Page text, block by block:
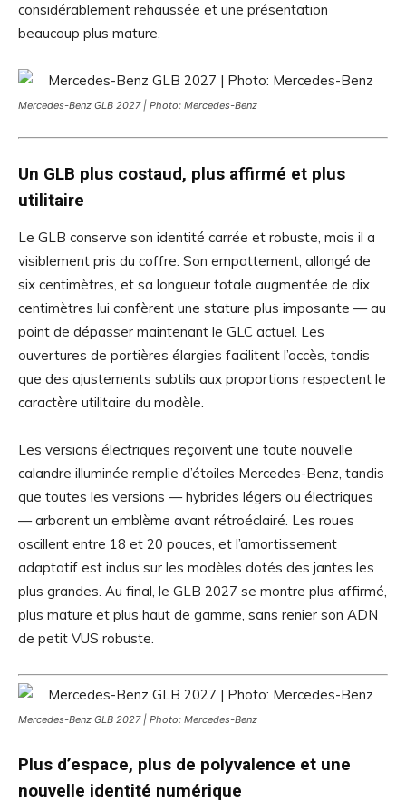
considérablement rehaussée et une présentation
beaucoup plus mature.
Mercedes-Benz GLB 2027 | Photo: Mercedes-Benz
Un GLB plus costaud, plus affirmé et plus
utilitaire
Le GLB conserve son identité carrée et robuste, mais il a
visiblement pris du coffre. Son empattement, allongé de
six centimètres, et sa longueur totale augmentée de dix
centimètres lui confèrent une stature plus imposante — au
point de dépasser maintenant le GLC actuel. Les
ouvertures de portières élargies facilitent l’accès, tandis
que des ajustements subtils aux proportions respectent le
caractère utilitaire du modèle.
Les versions électriques reçoivent une toute nouvelle
calandre illuminée remplie d’étoiles Mercedes-Benz, tandis
que toutes les versions — hybrides légers ou électriques
— arborent un emblème avant rétroéclairé. Les roues
oscillent entre 18 et 20 pouces, et l’amortissement
adaptatif est inclus sur les modèles dotés des jantes les
plus grandes. Au final, le GLB 2027 se montre plus affirmé,
plus mature et plus haut de gamme, sans renier son ADN
de petit VUS robuste.
Mercedes-Benz GLB 2027 | Photo: Mercedes-Benz
Plus d’espace, plus de polyvalence et une
nouvelle identité numérique